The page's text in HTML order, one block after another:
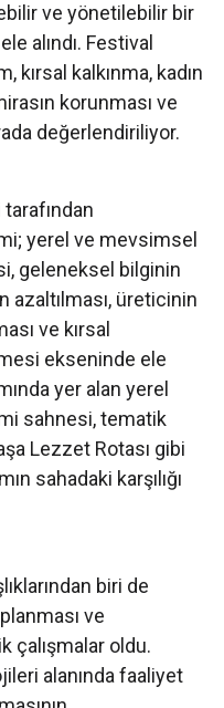
ve yönetilebilir bir
alındı. Festival
kırsal kalkınma, kadın
korunması ve
değerlendiriliyor.
yerel ve mevsimsel
geleneksel bilginin
azaltılması, üreticinin
ve kırsal
ekseninde ele
yer alan yerel
sahnesi, tematik
Lezzet Rotası gibi
sahadaki karşılığı
biri de
ve
çalışmalar oldu.
alanında faaliyet